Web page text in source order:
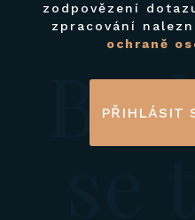
zodpovězení
zpracování
ochraně
PŘIHLÁSIT